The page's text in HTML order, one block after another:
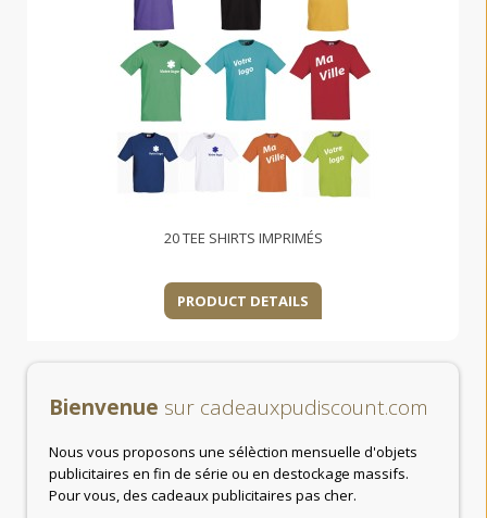
20 TEE SHIRTS IMPRIMÉS
PRODUCT DETAILS
Bienvenue sur cadeauxpudiscount.com
Nous vous proposons une sélèction mensuelle d'objets
publicitaires en fin de série ou en destockage massifs.
Pour vous, des cadeaux publicitaires pas cher.